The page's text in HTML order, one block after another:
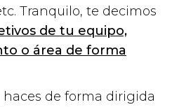
Tranquilo, te decimos
de tu equipo,
o área de forma
de forma dirigida